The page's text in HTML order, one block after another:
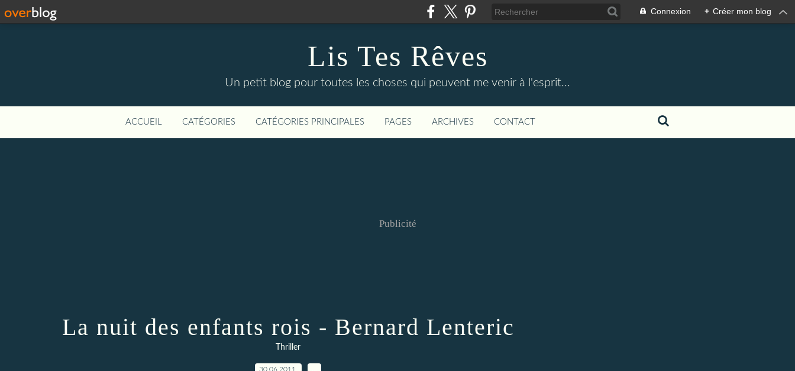
Connexion + Créer mon blog
Lis Tes Rêves
Un petit blog pour toutes les choses qui peuvent me venir à l'esprit...
ACCUEIL CATÉGORIES CATÉGORIES PRINCIPALES PAGES ARCHIVES CONTACT
Publicité
La nuit des enfants rois - Bernard Lenteric
Thriller
30.06.2011